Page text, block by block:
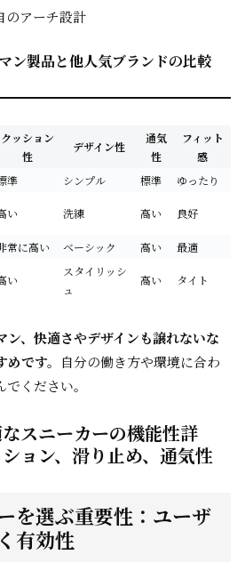
のアーチ設計
ン製品と他人気ブランドの比較
クッション
性
デザイン性
通気
性
フィット
感
準 シンプル 標準
ゆったり
い 洗練 高い 良好
常に高い ベーシック 高い 最適
い
スタイリッシ
ュ
高い タイト
ン、快適さやデザインも譲れないな
です。 自分の働き方や環境に合わ
ください。
スニーカーの機能性詳
ョン、滑り止め、通気性
を選ぶ重要性：ユーザ
有効性